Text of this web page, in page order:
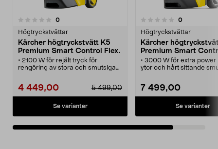
0recensioner
Högtryckstvättar
Kärcher högtryckstvätt K5
Premium Smart Control Flex.
• 2100 W för rejält tryck för
rengöring av stora och smutsiga
Control Flex med boost-läge för
extra effekt.
• Tvätta smart och effektivt via
• Kraftfull högtryckstvätt för
5 499,00
4 449,00
Se varianter
0.0 av 5 stjärnor 0recensioner
Högtryckstvättar
Kärcher
Premium Smart
• 3000 W för extra power
ytor och hårt sittande
extra effekt.
• Tvätta smart och
Bluetooth och appen
rengöring av båtar,
7 499,00
Se varianter